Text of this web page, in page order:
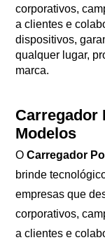
corporativos,
a clientes e
dispositivos,
qualquer lugar,
marca.
Carregador
Modelos
OCarregador
brinde
empresas que
corporativos,
a clientes e